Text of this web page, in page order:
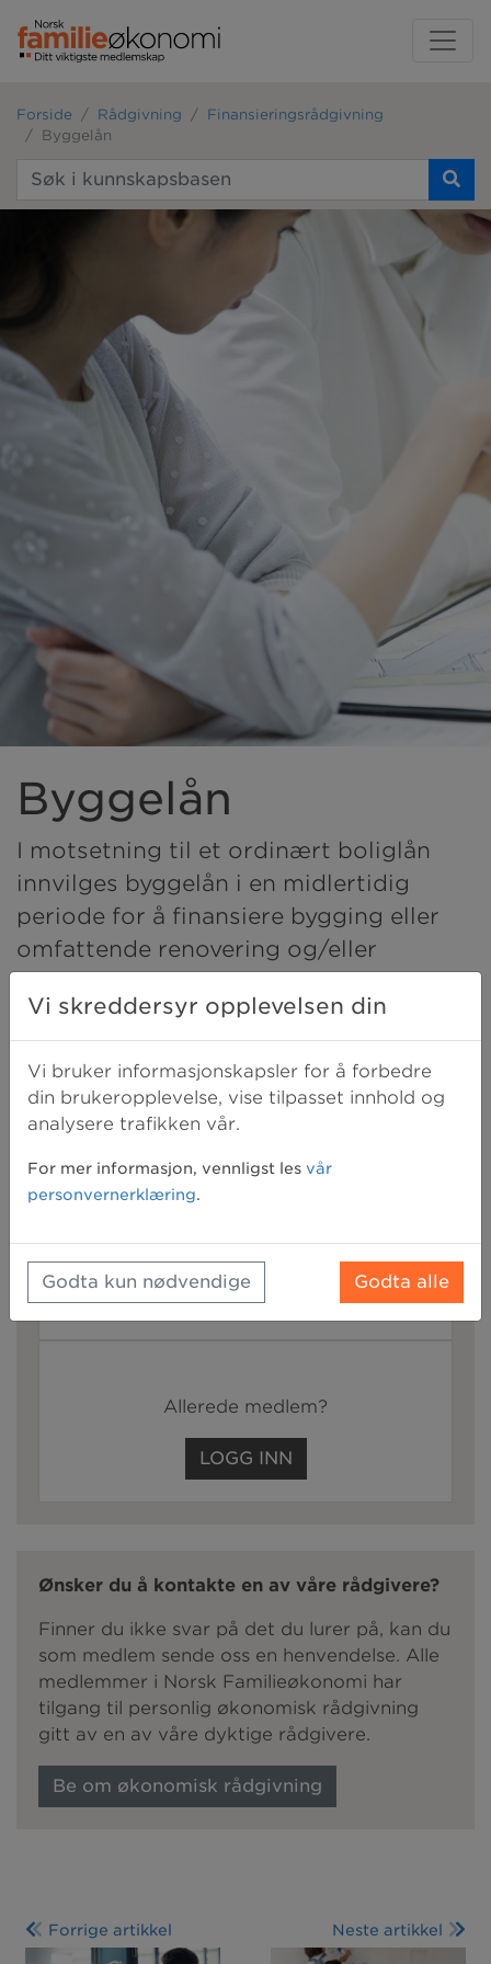
Forside Rådgivning
Finansieringsrådgivning
Byggelån
Byggelån
I motsetning til et ordinært boliglån
innvilges byggelån i en midlertidig
periode for å finansiere bygging eller
omfattende renovering og/eller
regel innvilges ikke byggelån til normal
oppussing.
Sist oppdatert: 2. juni 2021 10:42
Bli medlem for å få tilgang til resten av
denne artikkelen
BLI MEDLEM
Allerede medlem?
LOGG INN
Ønsker du å kontakte en av våre rådgivere?
Finner du ikke svar på det du lurer på, kan du
som medlem sende oss en henvendelse. Alle
medlemmer i Norsk Familieøkonomi har
tilgang til personlig økonomisk rådgivning
gitt av en av våre dyktige rådgivere.
Be om økonomisk rådgivning
Forrige artikkel Neste artikkel
Vi skreddersyr opplevelsen din
Vi bruker informasjonskapsler for å forbedre
din brukeropplevelse, vise tilpasset innhold og
analysere trafikken vår.
For mer informasjon, vennligst les vår
personvernerklæring.
Godta kun nødvendige Godta alle